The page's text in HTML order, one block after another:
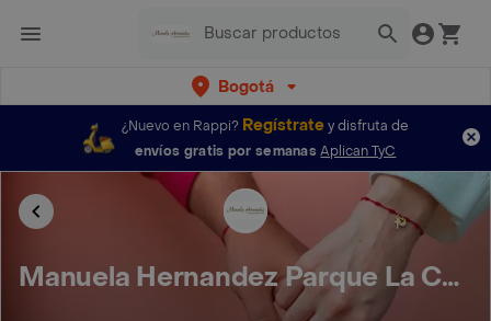
Bogotá
¿Nuevo en Rappi? Regístratey disfruta de
envíos gratis por semanas Aplican TyC
Manuela Hernandez Parque La Colina 2 Piso Al Lado De Adidas